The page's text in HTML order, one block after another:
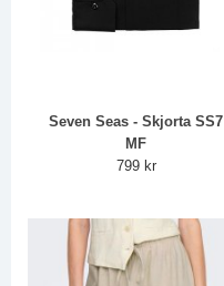
Seven Seas - Skjorta SS7
MF
799 kr